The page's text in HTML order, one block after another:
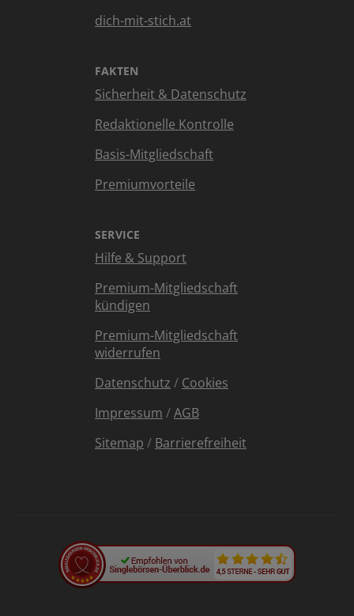
dich-mit-stich.at
FAKTEN
Sicherheit & Datenschutz
Redaktionelle Kontrolle
Basis-Mitgliedschaft
Premiumvorteile
SERVICE
Hilfe & Support
Premium-Mitgliedschaft
kündigen
Premium-Mitgliedschaft
widerrufen
Datenschutz / Cookies
Impressum /AGB
Sitemap / Barrierefreiheit